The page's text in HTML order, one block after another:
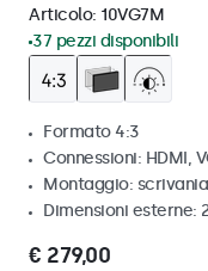
Articolo: 10VG7M
37 pezzi disponibili
Formato 4:3
Connessioni: HDMI,
Montaggio:
Dimensioni esterne:
€ 279,00